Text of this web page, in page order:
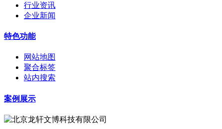
行业资讯
企业新闻
特色功能
网站地图
聚合标签
站内搜索
案例展示